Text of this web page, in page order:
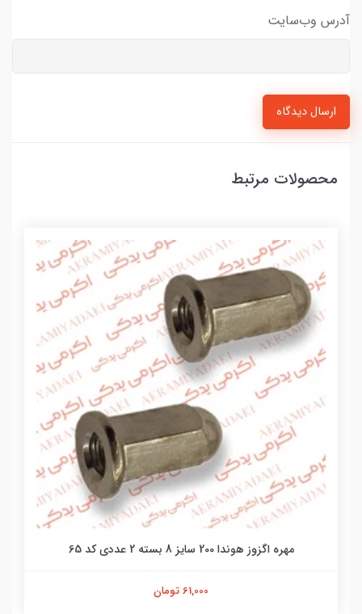
آدرس وب‌سایت
ارسال دیدگاه
محصولات مرتبط
مهره اگزوز هوندا 200 سایز 8 بسته 2 عددی کد 65
61,000 تومان